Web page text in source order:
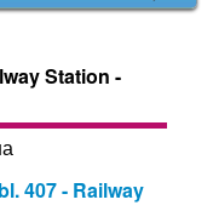
Station -
407 - Railway